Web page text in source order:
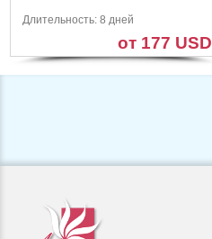
Длительность: 8 дней
от 177 USD